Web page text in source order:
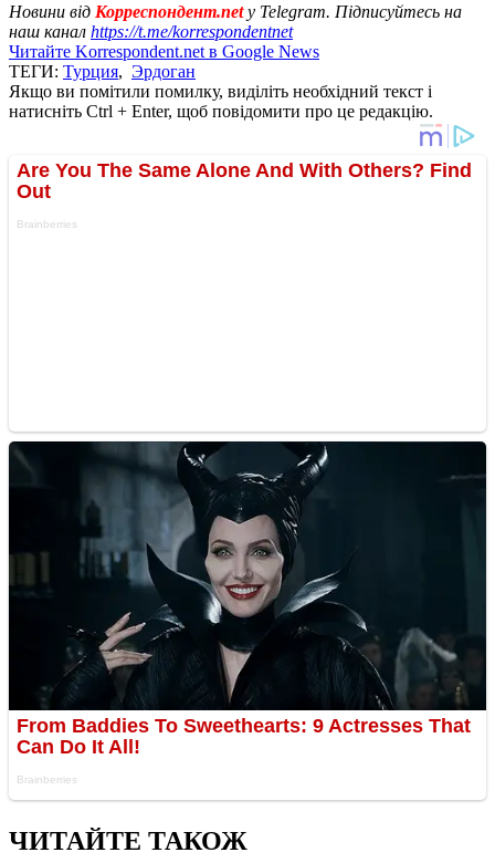
Новини від Корреспондент.netу Telegram. Підписуйтесь на
наш канал https://t.me/korrespondentnet
Читайте Korrespondent.net в Google News
ТЕГИ: Турция, Эрдоган
Якщо ви помітили помилку, виділіть необхідний текст і
натисніть Ctrl + Enter, щоб повідомити про це редакцію.
ЧИТАЙТЕ ТАКОЖ